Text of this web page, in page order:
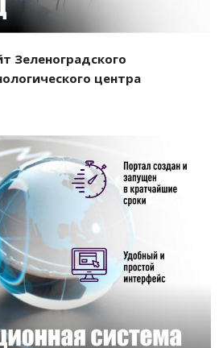
Зеленоградского
центра
проект